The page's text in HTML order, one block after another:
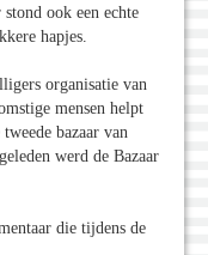
ook een echte
hapjes.
organisatie van
mensen helpt
bazaar van
werd de Bazaar
die tijdens de